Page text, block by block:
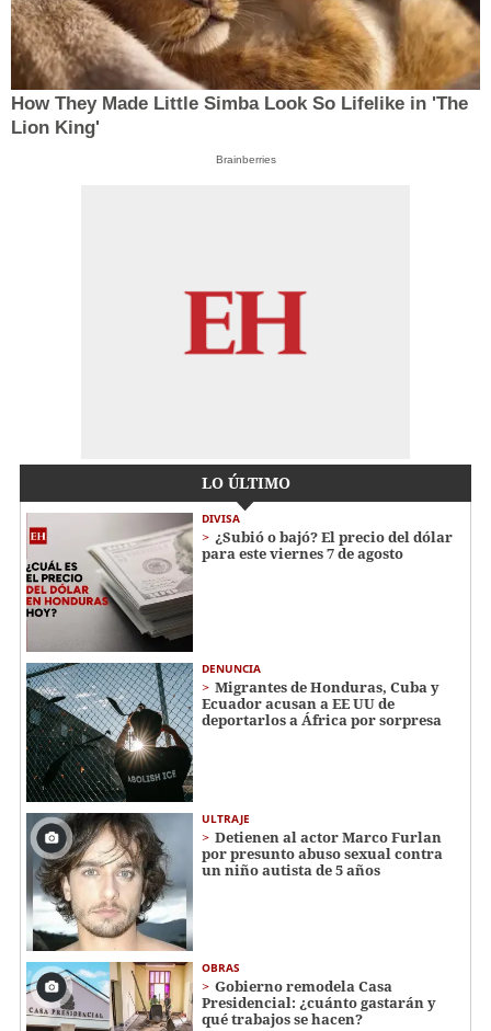
How They Made Little Simba Look So Lifelike in 'The
Lion King'
Brainberries
LO ÚLTIMO
DIVISA
¿Subió o bajó? El precio del dólar
para este viernes 7 de agosto
DENUNCIA
Migrantes de Honduras, Cuba y
Ecuador acusan a EE UU de
deportarlos a África por sorpresa
ULTRAJE
Detienen al actor Marco Furlan
por presunto abuso sexual contra
un niño autista de 5 años
OBRAS
Gobierno remodela Casa
Presidencial: ¿cuánto gastarán y
qué trabajos se hacen?